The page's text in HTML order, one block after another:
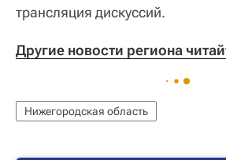
трансляция дискуссий.
Другие новости региона
Нижегородская область